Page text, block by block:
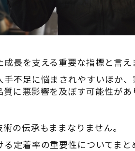
長を支える重要な指標と言え
不足に悩まされやすいほか
に悪影響を及ぼす可能性があ
の伝承もままなりません。
定着率の重要性についてまと